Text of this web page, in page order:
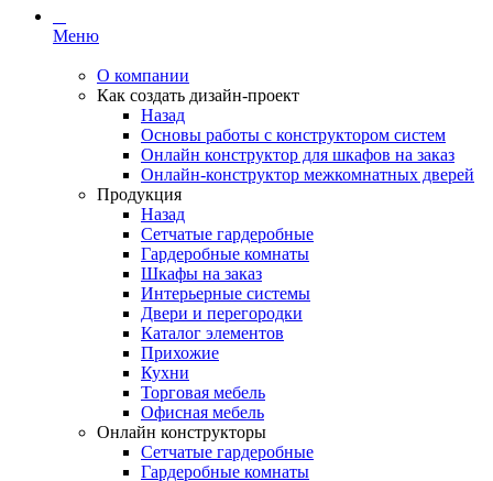
Меню
О компании
Как создать дизайн-проект
Назад
Основы работы с конструктором систем
Онлайн конструктор для шкафов на заказ
Онлайн-конструктор межкомнатных дверей
Продукция
Назад
Сетчатые гардеробные
Гардеробные комнаты
Шкафы на заказ
Интерьерные системы
Двери и перегородки
Каталог элементов
Прихожие
Кухни
Торговая мебель
Офисная мебель
Онлайн конструкторы
Сетчатые гардеробные
Гардеробные комнаты